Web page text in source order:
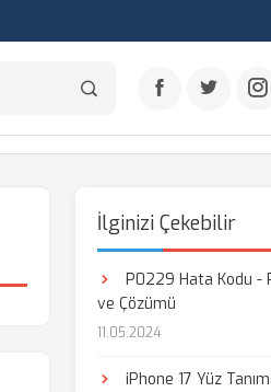
İlginizi Çekebilir
P0229 Hata Kodu -
ve Çözümü
11.05.2024
iPhone 17 Yüz